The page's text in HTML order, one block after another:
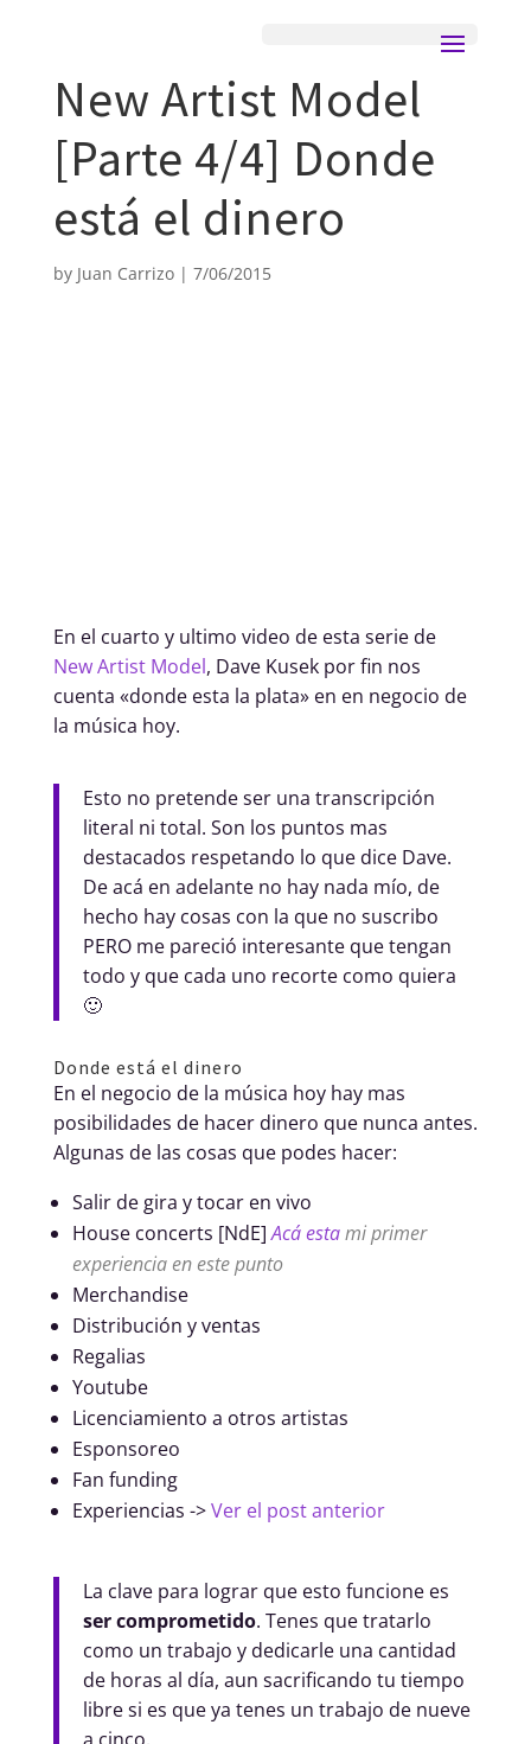
New Artist Model
[Parte 4/4] Donde
está el dinero
by Juan Carrizo| 7/06/2015
En el cuarto y ultimo video de esta serie de
New Artist Model, Dave Kusek por fin nos
cuenta «donde esta la plata» en en negocio de
la música hoy.
Esto no pretende ser una transcripción
literal ni total. Son los puntos mas
destacados respetando lo que dice Dave.
De acá en adelante no hay nada mío, de
hecho hay cosas con la que no suscribo
PERO me pareció interesante que tengan
todo y que cada uno recorte como quiera
🙂
Donde está el dinero
En el negocio de la música hoy hay mas
posibilidades de hacer dinero que nunca antes.
Algunas de las cosas que podes hacer:
Salir de gira y tocar en vivo
House concerts [NdE]Acá estami primer
experiencia en este punto
Merchandise
Distribución y ventas
Regalias
Youtube
Licenciamiento a otros artistas
Esponsoreo
Fan funding
Experiencias ->Ver el post anterior
La clave para lograr que esto funcione es
ser comprometido. Tenes que tratarlo
como un trabajo y dedicarle una cantidad
de horas al día, aun sacrificando tu tiempo
libre si es que ya tenes un trabajo de nueve